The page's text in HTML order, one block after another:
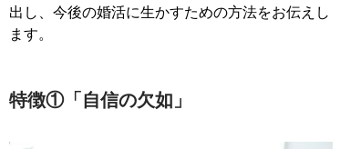
出し、今後の婚活に生かすための方法をお伝えし
ます。
特徴①「自信の欠如」